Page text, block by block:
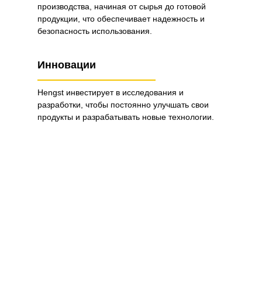
Инновации
производства, начиная от сырья до готовой
продукции, что обеспечивает надежность и
безопасность использования.
Hengst инвестирует в исследования и
разработки, чтобы постоянно улучшать свои
продукты и разрабатывать новые технологии.